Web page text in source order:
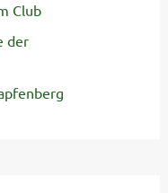
Club
der